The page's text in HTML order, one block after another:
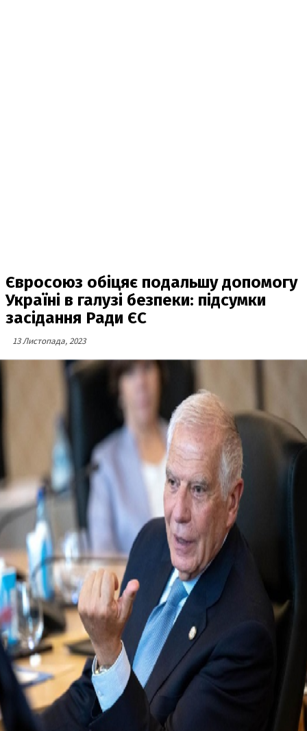
Євросоюз обіцяє подальшу допомогу
Україні в галузі безпеки: підсумки
засідання Ради ЄС
13 Листопада, 2023